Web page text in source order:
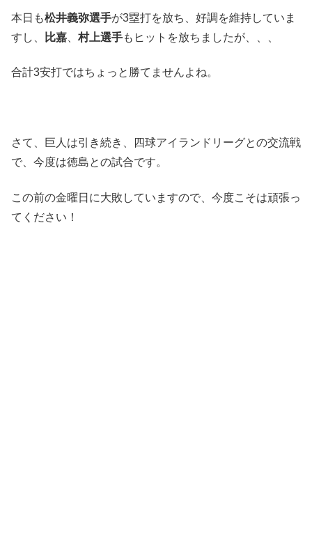
本日も松井義弥選手が3塁打を放ち、好調を維持していま
すし、
比嘉 村上選手もヒットを放ちましたが、、、
合計3安打ではちょっと勝てませんよね。
さて、巨人は引き続き、四球アイランドリーグとの交流戦
で、今度は徳島との試合です。
この前の金曜日に大敗していますので、今度こそは頑張っ
てください！